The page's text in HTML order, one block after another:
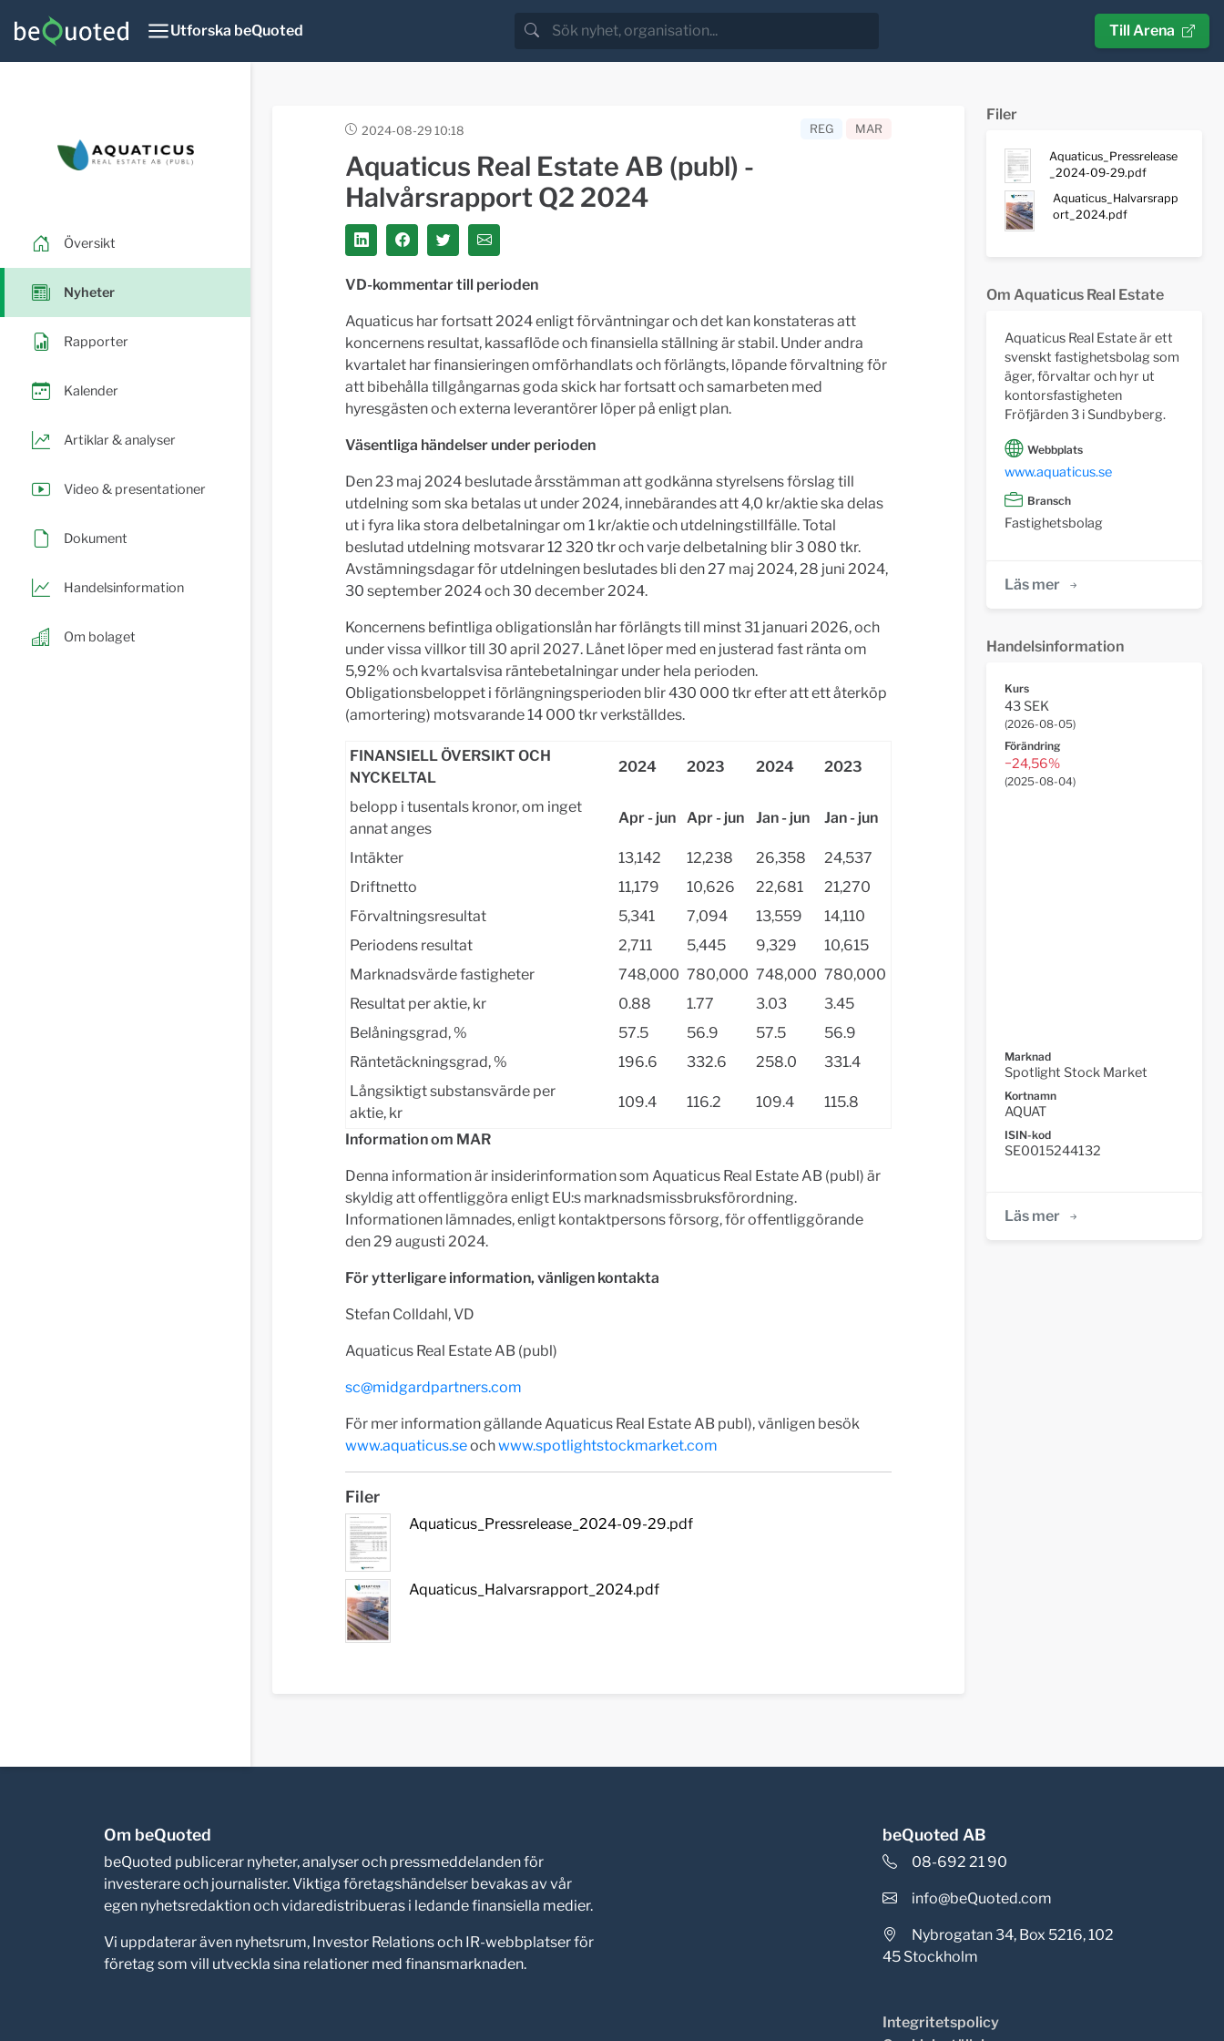
Utforska beQuoted Till Arena
Översikt
Nyheter
Rapporter
Kalender
Artiklar & analyser
Video & presentationer
Dokument
Handelsinformation
Om bolaget
2024-08-29 10:18 REG MAR
Aquaticus Real Estate AB (publ) -
Halvårsrapport Q2 2024
VD-kommentar till perioden
Aquaticus har fortsatt 2024 enligt förväntningar och det kan konstateras att
koncernens resultat, kassaflöde och finansiella ställning är stabil. Under andra
kvartalet har finansieringen omförhandlats och förlängts, löpande förvaltning för
att bibehålla tillgångarnas goda skick har fortsatt och samarbeten med
hyresgästen och externa leverantörer löper på enligt plan.
Väsentliga händelser under perioden
Den 23 maj 2024 beslutade årsstämman att godkänna styrelsens förslag till
utdelning som ska betalas ut under 2024, innebärandes att 4,0 kr/aktie ska delas
ut i fyra lika stora delbetalningar om 1 kr/aktie och utdelningstillfälle. Total
beslutad utdelning motsvarar 12 320 tkr och varje delbetalning blir 3 080 tkr.
Avstämningsdagar för utdelningen beslutades bli den 27 maj 2024, 28 juni 2024,
30 september 2024 och 30 december 2024.
Koncernens befintliga obligationslån har förlängts till minst 31 januari 2026, och
under vissa villkor till 30 april 2027. Lånet löper med en justerad fast ränta om
5,92% och kvartalsvisa räntebetalningar under hela perioden.
Obligationsbeloppet i förlängningsperioden blir 430 000 tkr efter att ett återköp
(amortering) motsvarande 14 000 tkr verkställdes.
FINANSIELL ÖVERSIKT OCH
NYCKELTAL
2024 2023 2024 2023
belopp i tusentals kronor, om inget
annat anges
Apr - jun Apr - jun Jan - jun Jan - jun
Intäkter 13,142 12,238 26,358
24,537
Driftnetto
11,179 10,626 22,681
21,270
Förvaltningsresultat
5,341 7,094 13,559
14,110
Periodens resultat
2,711 5,445 9,329
10,615
Marknadsvärde fastigheter
748,000 780,000 748,000 780,000
Resultat per aktie, kr
0.88 1.77 3.03
3.45
Belåningsgrad, %
57.5 56.9 57.5
56.9
Räntetäckningsgrad, %
196.6 332.6 258.0
331.4
Långsiktigt substansvärde per
aktie, kr
109.4 116.2 109.4 115.8
Information om MAR
Denna information är insiderinformation som Aquaticus Real Estate AB (publ) är
skyldig att offentliggöra enligt EU:s marknadsmissbruksförordning.
Informationen lämnades, enligt kontaktpersons försorg, för offentliggörande
den 29 augusti 2024.
För ytterligare information, vänligen kontakta
Stefan Colldahl, VD
Aquaticus Real Estate AB (publ)
sc@midgardpartners.com
För mer information gällande Aquaticus Real Estate AB publ), vänligen besök
www.aquaticus.seochwww.spotlightstockmarket.com
Filer
Aquaticus_Pressrelease_2024-09-29.pdf
Aquaticus_Halvarsrapport_2024.pdf
Filer
Aquaticus_Pressrelease
_2024-09-29.pdf
Aquaticus_Halvarsrapp
ort_2024.pdf
Om Aquaticus Real Estate
Aquaticus Real Estate är ett
svenskt fastighetsbolag som
äger, förvaltar och hyr ut
kontorsfastigheten
Fröfjärden 3 i Sundbyberg.
Webbplats
www.aquaticus.se
Bransch
Fastighetsbolag
Läs mer
Handelsinformation
Kurs
43 SEK
(2026-08-05)
Förändring
−24,56%
(2025-08-04)
Marknad
Spotlight Stock Market
Kortnamn
AQUAT
ISIN-kod
SE0015244132
Läs mer
Om beQuoted
beQuoted publicerar nyheter, analyser och pressmeddelanden för
investerare och journalister. Viktiga företagshändelser bevakas av vår
egen nyhetsredaktion och vidaredistribueras i ledande finansiella medier.
Vi uppdaterar även nyhetsrum, Investor Relations och IR-webbplatser för
företag som vill utveckla sina relationer med finansmarknaden.
beQuoted AB
08-692 21 90
info@beQuoted.com
Nybrogatan 34, Box 5216, 102
45 Stockholm
Integritetspolicy